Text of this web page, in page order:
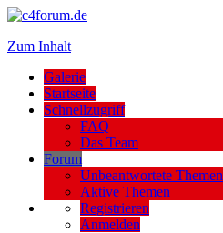
Zum Inhalt
Galerie
Startseite
Schnellzugriff
FAQ
Das Team
Forum
Unbeantwortete Themen
Aktive Themen
Registrieren
Anmelden